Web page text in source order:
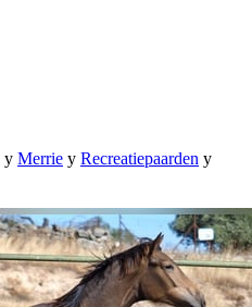
y Merrie y Recreatiepaarden y